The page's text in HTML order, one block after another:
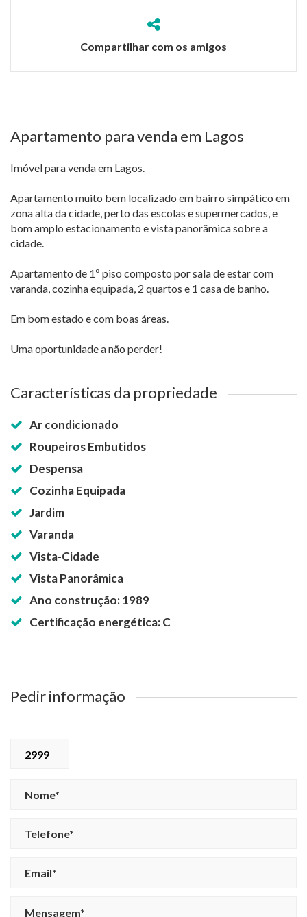
Compartilhar com os amigos
Apartamento para venda em Lagos
Imóvel para venda em Lagos.
Apartamento muito bem localizado em bairro simpático em
zona alta da cidade, perto das escolas e supermercados, e
bom amplo estacionamento e vista panorâmica sobre a
cidade.
Apartamento de 1º piso composto por sala de estar com
varanda, cozinha equipada, 2 quartos e 1 casa de banho.
Em bom estado e com boas áreas.
Uma oportunidade a não perder!
Características da propriedade
Ar condicionado
Roupeiros Embutidos
Despensa
Cozinha Equipada
Jardim
Varanda
Vista-Cidade
Vista Panorâmica
Ano construção: 1989
Certificação energética: C
Pedir informação
2999